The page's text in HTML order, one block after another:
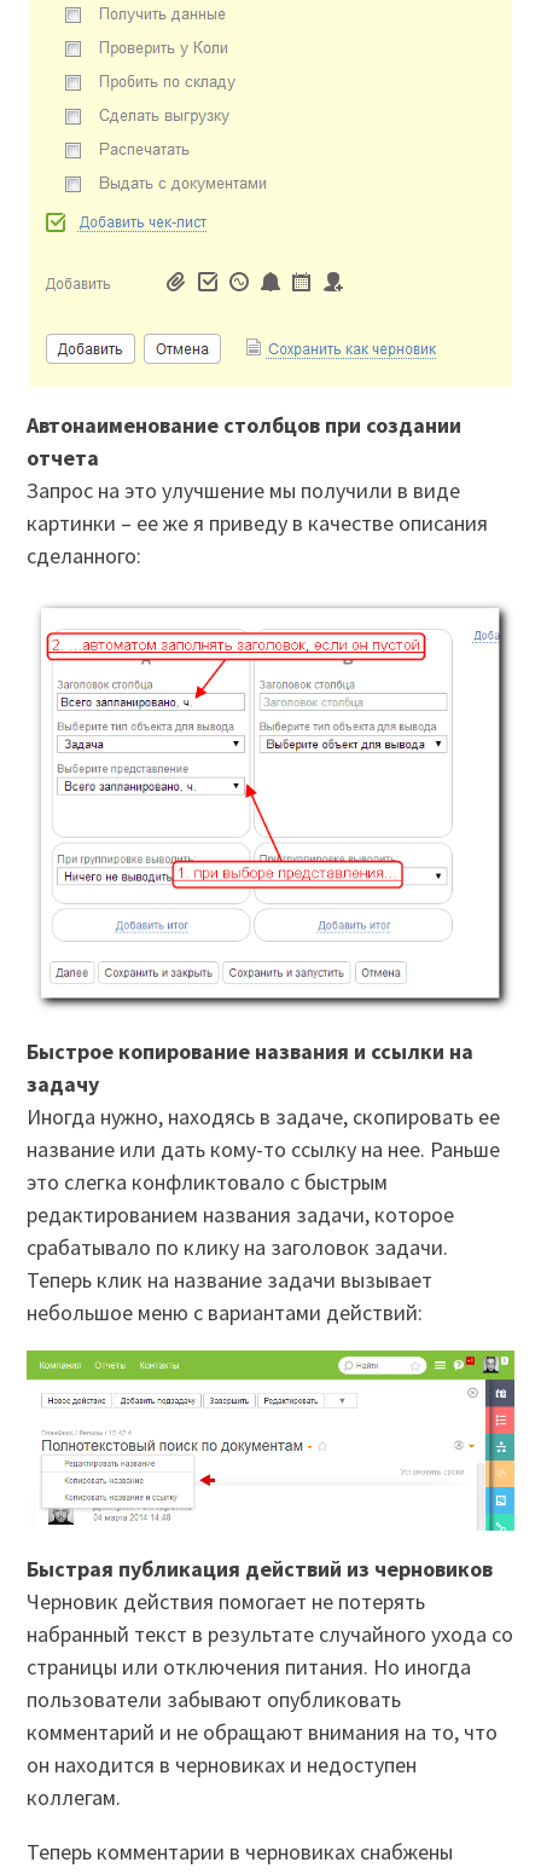
Автонаименование столбцов при создании
отчета
Запрос на это улучшение мы получили в виде
картинки – ее же я приведу в качестве описания
сделанного:
Быстрое копирование названия и ссылки на
задачу
Иногда нужно, находясь в задаче, скопировать ее
название или дать кому-то ссылку на нее. Раньше
это слегка конфликтовало с быстрым
редактированием названия задачи, которое
срабатывало по клику на заголовок задачи.
Теперь клик на название задачи вызывает
небольшое меню с вариантами действий:
Быстрая публикация действий из черновиков
Черновик действия помогает не потерять
набранный текст в результате случайного ухода со
страницы или отключения питания. Но иногда
пользователи забывают опубликовать
комментарий и не обращают внимания на то, что
он находится в черновиках и недоступен
коллегам.
Теперь комментарии в черновиках снабжены